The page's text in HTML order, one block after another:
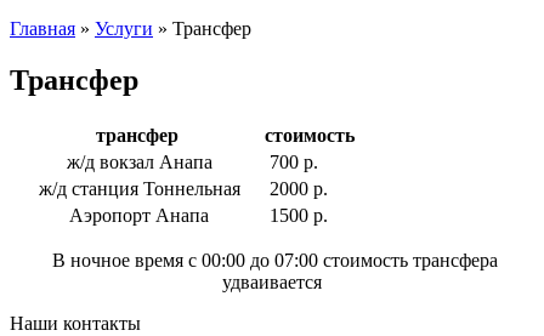
Главная » Услуги » Трансфер
Трансфер
трансфер
стоимость
ж/д вокзал Анапа
700 р.
ж/д станция Тоннельная
2000 р.
Аэропорт Анапа
1500 р.
В ночное время с 00:00 до 07:00 стоимость трансфера
удваивается
Наши контакты